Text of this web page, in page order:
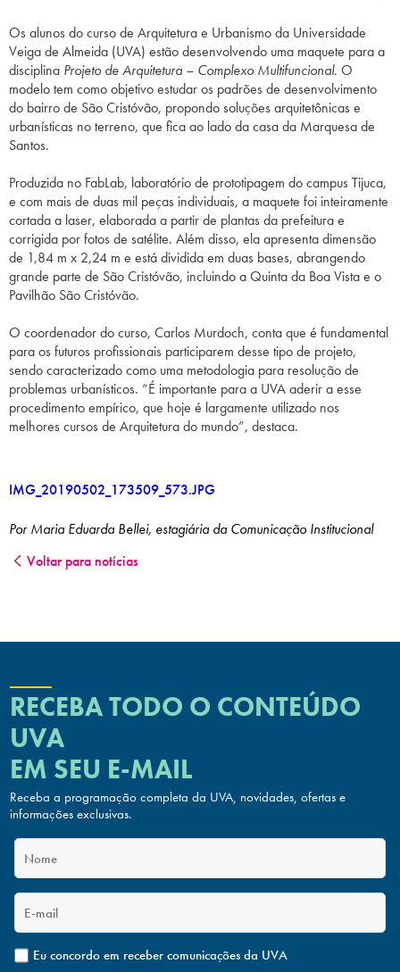
Os alunos do curso de Arquitetura e Urbanismo da Universidade
Veiga de Almeida (UVA) estão desenvolvendo uma maquete para a
disciplina Projeto de Arquitetura – Complexo Multifuncional. O
modelo tem como objetivo estudar os padrões de desenvolvimento
do bairro de São Cristóvão, propondo soluções arquitetônicas e
urbanísticas no terreno, que fica ao lado da casa da Marquesa de
Santos.
Produzida no FabLab, laboratório de prototipagem do campus Tijuca,
e com mais de duas mil peças individuais, a maquete foi inteiramente
cortada a laser, elaborada a partir de plantas da prefeitura e
corrigida por fotos de satélite. Além disso, ela apresenta dimensão
de 1,84 m x 2,24 m e está dividida em duas bases, abrangendo
grande parte de São Cristóvão, incluindo a Quinta da Boa Vista e o
Pavilhão São Cristóvão.
O coordenador do curso, Carlos Murdoch, conta que é fundamental
para os futuros profissionais participarem desse tipo de projeto,
sendo caracterizado como uma metodologia para resolução de
problemas urbanísticos. “É importante para a UVA aderir a esse
procedimento empírico, que hoje é largamente utilizado nos
melhores cursos de Arquitetura do mundo”, destaca.
IMG_20190502_173509_573.JPG
Por Maria Eduarda Bellei, estagiária da Comunicação Institucional
Voltar para notícias
RECEBA TODO O CONTEÚDO
UVA
EM SEU E-MAIL
Receba a programação completa da UVA, novidades, ofertas e
informações exclusivas.
Eu concordo em receber comunicações da UVA